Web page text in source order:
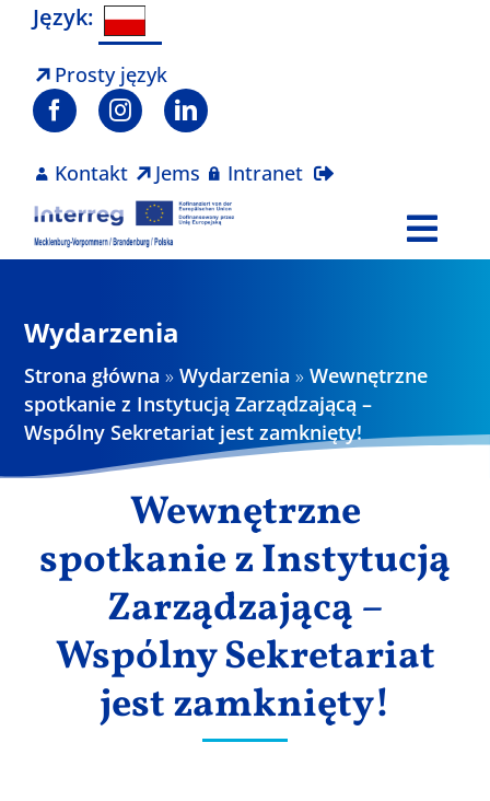
Skip
content
Język:
Prosty język
Kontakt Jems Intranet
Projekty
Aktualności
Wydarzenia
Strona główna »Wydarzenia »Wewnętrzne
spotkanie z Instytucją Zarządzającą –
Wspólny Sekretariat jest zamknięty!
Wewnętrzne
spotkanie z Instytucją
Zarządzającą –
Wspólny Sekretariat
jest zamknięty!